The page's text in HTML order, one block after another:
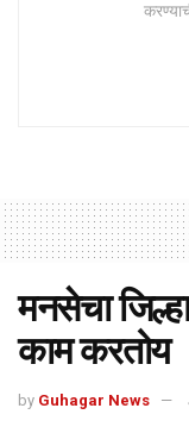
मनसेचा
काम करतोय
by Guhagar News